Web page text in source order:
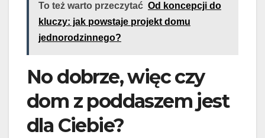
To też warto przeczytać Od koncepcji do
kluczy: jak powstaje projekt domu
jednorodzinnego?
No dobrze, więc czy
dom z poddaszem jest
dla Ciebie?